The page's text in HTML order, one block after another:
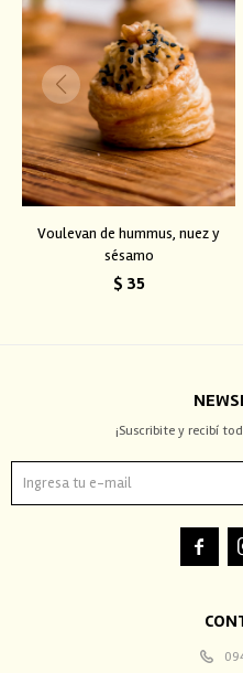
Voulevan de hummus, nuez y
sésamo
$ 35
¡Suscribite y recibí
